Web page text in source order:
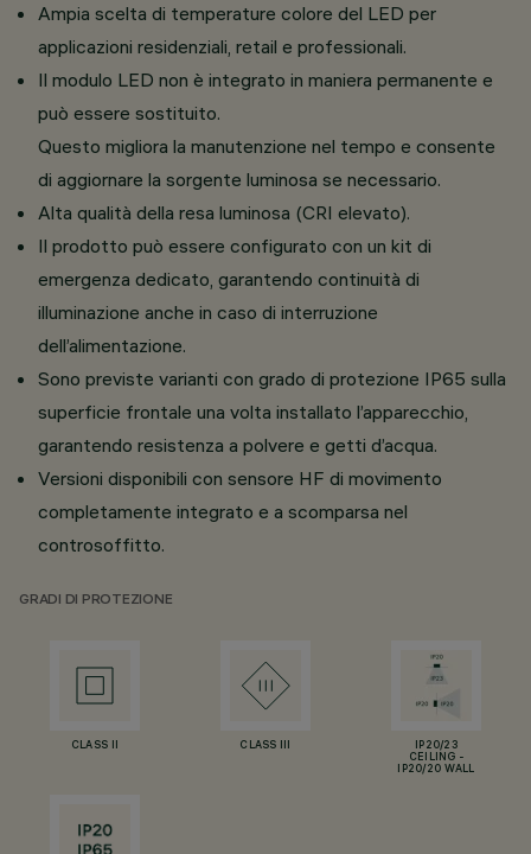
Ampia scelta di temperature colore del LED per
applicazioni residenziali, retail e professionali.
Il modulo LED non è integrato in maniera permanente e
può essere sostituito.
Questo migliora la manutenzione nel tempo e consente
di aggiornare la sorgente luminosa se necessario.
Alta qualità della resa luminosa (CRI elevato).
Il prodotto può essere configurato con un kit di
emergenza dedicato, garantendo continuità di
illuminazione anche in caso di interruzione
dell’alimentazione.
Sono previste varianti con grado di protezione IP65 sulla
superficie frontale una volta installato l’apparecchio,
garantendo resistenza a polvere e getti d’acqua.
Versioni disponibili con sensore HF di movimento
completamente integrato e a scomparsa nel
controsoffitto.
GRADI DI PROTEZIONE
CLASS II CLASS III
IP20/23
CEILING -
IP20/20 WALL